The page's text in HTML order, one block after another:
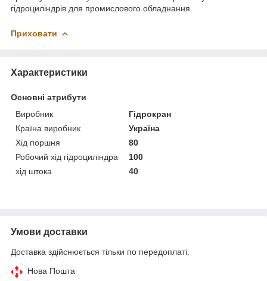
гідроциліндрів для промислового обладнання.
Приховати
Характеристики
Основні атрибути
Виробник
Гідрокран
Країна виробник
Україна
Хід поршня
80
Робочий хід гідроциліндра
100
хід штока
40
Умови доставки
Доставка здійснюється тільки по передоплаті.
Нова Пошта